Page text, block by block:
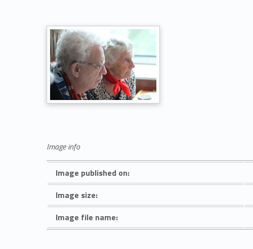
Image info
Image published on:
Image size:
Image file name: